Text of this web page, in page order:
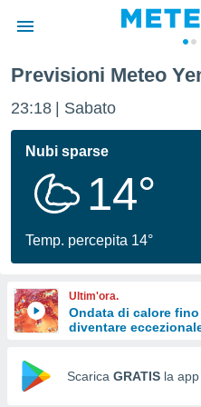
di
per
le
di
Web
Previsioni Meteo
23:18 Sabato
Nubi sparse
14°
Temp. percepita 14°
Ultim'ora.
Ondata di calore
diventare
Scarica GRATIS la